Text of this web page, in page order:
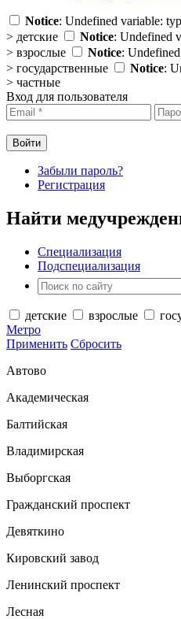
Notice: Undefined variable:
> детские Notice: Undefined
> взрослые Notice:
> государственные Notice:
> частные
Вход для пользователя
Забыли пароль?
Регистрация
Найти
Специализация
Подспециализация
детские взрослые
Метро
Применить Сбросить
Автово
Академическая
Балтийская
Владимирская
Выборгская
Гражданский проспект
Девяткино
Кировский завод
Ленинский проспект
Лесная